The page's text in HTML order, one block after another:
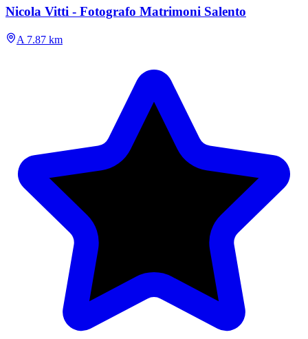
Nicola Vitti - Fotografo Matrimoni Salento
A 7.87 km